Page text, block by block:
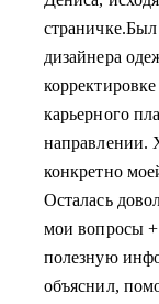
дизайнера
карьерного
направлении.
конкретно
Осталась
мои вопросы +
полезную
объяснил,